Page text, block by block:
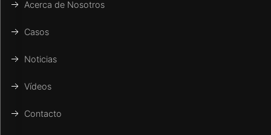
Acerca de Nosotros
Casos
Noticias
Vídeos
Contacto